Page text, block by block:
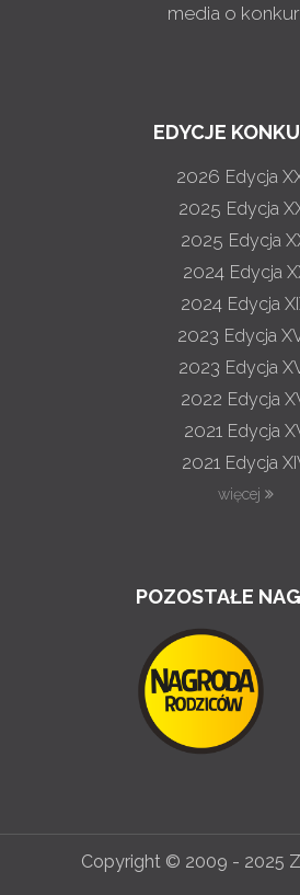
media o
EDYCJE
2026 Edycja
2025 Edycja
2025 Edycja
2024 Edycja
2024 Edycja
2023 Edycja
2023 Edycja
2022 Edycja
2021 Edycja
2021 Edycja
więcej
POZOSTAŁE
Copyright © 2009 - 2025